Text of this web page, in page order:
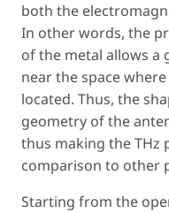
both the
In other words, the
of the metal allows
near the space
located. Thus, the
geometry of the
thus making the THz
comparison to other
Starting from the